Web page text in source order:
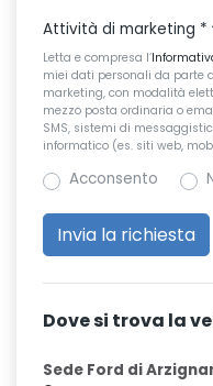
Attività di marketing *
Letta e compresa l’
miei dati personali da parte
marketing, con modalità
mezzo posta ordinaria o
SMS, sistemi di
informatico (es. siti web,
Acconsento
Dove si trova la
Sede Ford di